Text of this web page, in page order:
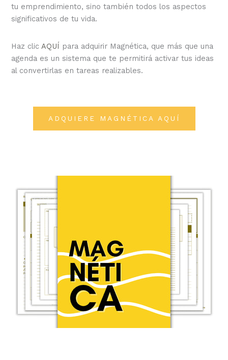
tu emprendimiento, sino también todos los aspectos
significativos de tu vida.
Haz clicAQUÍ para adquirir Magnética, que más que una
agenda es un sistema que te permitirá activar tus ideas
al convertirlas en tareas realizables.
ADQUIERE MAGNÉTICA AQUÍ